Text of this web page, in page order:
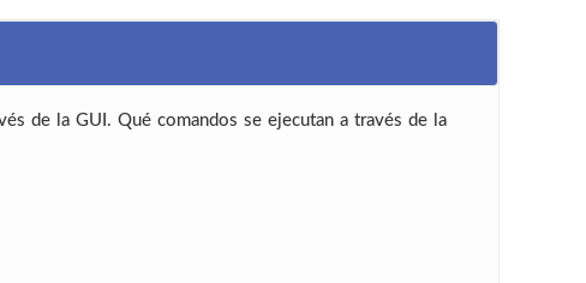
de la GUI. Qué comandos se ejecutan a través de la